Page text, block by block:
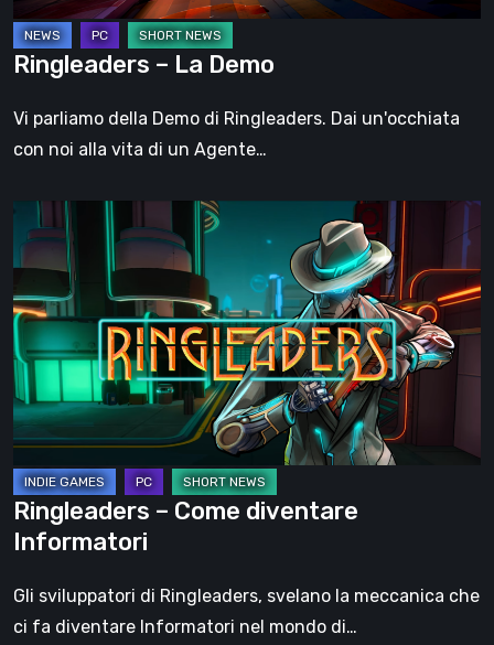
Ringleaders – La Demo
Vi parliamo della Demo di Ringleaders. Dai un'occhiata
con noi alla vita di un Agente…
Ringleaders
Come
diventare
Informatori
Ringleaders – Come diventare
Informatori
Gli sviluppatori di Ringleaders, svelano la meccanica che
ci fa diventare Informatori nel mondo di…